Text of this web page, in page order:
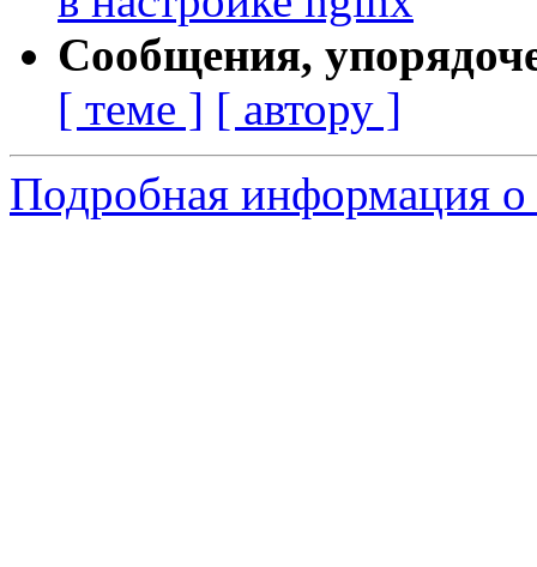
Сообщения,
[ теме ] [ автору ]
Подробная информация